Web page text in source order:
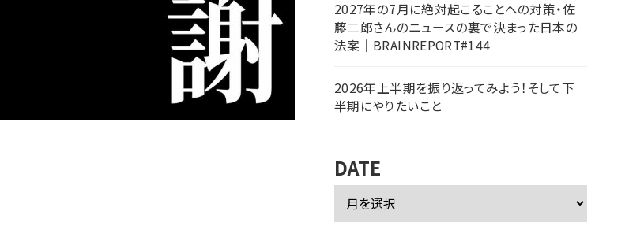
2027年の7月に絶対起こることへの対策・佐
藤二郎さんのニュースの裏で決まった日本の
法案｜BRAINREPORT#144
2026年上半期を振り返ってみよう！そして下
半期にやりたいこと
DATE
ー